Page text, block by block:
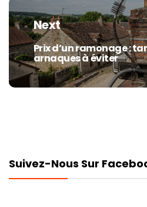
Next
Next
post:
Prix d’un ramonage :
arnaques à éviter
Suivez-Nous Sur